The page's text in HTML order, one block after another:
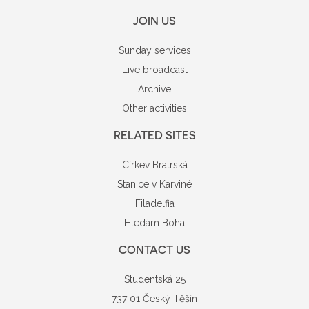
JOIN US
Sunday services
Live broadcast
Archive
Other activities
RELATED SITES
Církev Bratrská
Stanice v Karviné
Filadelfia
Hledám Boha
CONTACT US
Studentská 25
737 01 Český Těšín